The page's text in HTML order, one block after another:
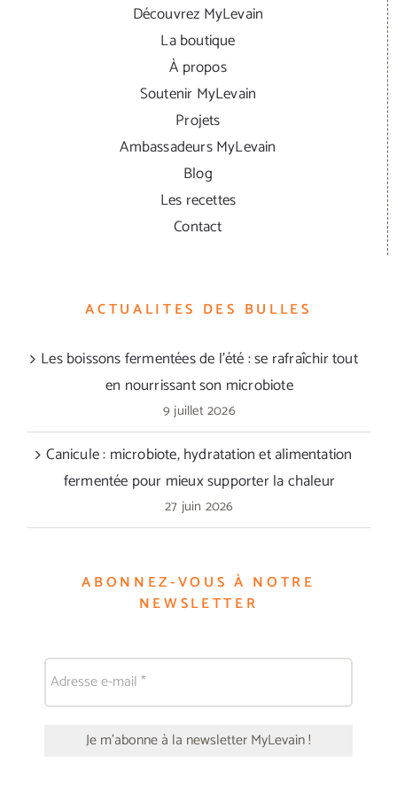
Découvrez MyLevain
La boutique
À propos
Soutenir MyLevain
Projets
Ambassadeurs MyLevain
Blog
Les recettes
Contact
ACTUALITES DES BULLES
Les boissons fermentées de l’été : se rafraîchir tout
en nourrissant son microbiote
9 juillet 2026
Canicule : microbiote, hydratation et alimentation
fermentée pour mieux supporter la chaleur
27 juin 2026
ABONNEZ-VOUS À NOTRE
NEWSLETTER